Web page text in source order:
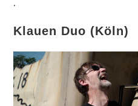
.
Klauen Duo (Köln)